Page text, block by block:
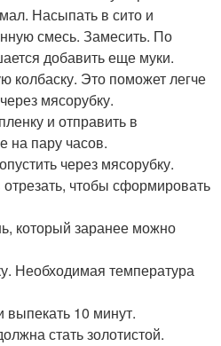
Насыпать в сито и
смесь. Замесить. По
добавить еще муки.
колбаску. Это поможет легче
мясорубку.
и отправить в
на пару часов.
через мясорубку.
чтобы сформировать
который заранее можно
Необходимая температура
выпекать 10 минут.
стать золотистой.